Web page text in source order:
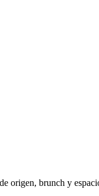
origen, brunch y